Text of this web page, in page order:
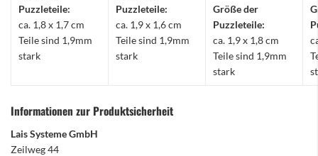
Puzzleteile:
ca. 1,8 x 1,7 cm
Teile sind 1,9mm
stark
Puzzleteile:
ca. 1,9 x 1,6 cm
Teile sind 1,9mm
stark
Größe der
Puzzleteile:
ca. 1,9 x 1,8 cm
Teile sind 1,9mm
stark
Informationen zur Produktsicherheit
Lais Systeme GmbH
Zeilweg 44